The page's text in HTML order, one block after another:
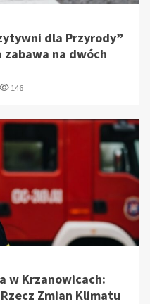
dla Przyrody”
na dwóch
146
w Krzanowicach:
Zmian Klimatu